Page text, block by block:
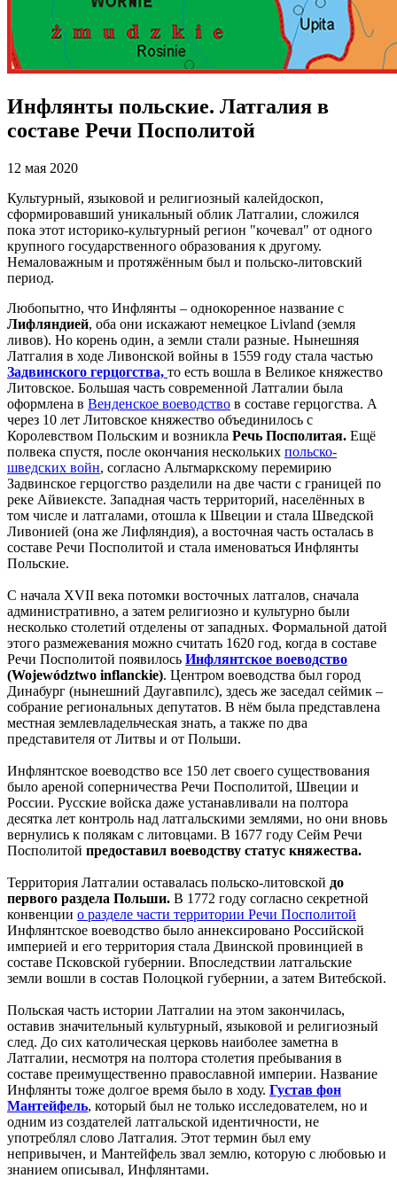
Инфлянты польские. Латгалия в
составе Речи Посполитой
12 мая 2020
Культурный, языковой и религиозный калейдоскоп,
сформировавший уникальный облик Латгалии, сложился
пока этот историко-культурный регион "кочевал" от одного
крупного государственного образования к другому.
Немаловажным и протяжённым был и польско-литовский
период.
Любопытно, что Инфлянты – однокоренное название с
Лифляндией, оба они искажают немецкое Livland (земля
ливов). Но корень один, а земли стали разные. Нынешняя
Латгалия в ходе Ливонской войны в 1559 году стала частью
Задвинского герцогства, то есть вошла в Великое княжество
Литовское. Большая часть современной Латгалии была
оформлена в Венденское воеводство в составе герцогства. А
через 10 лет Литовское княжество объединилось с
Королевством Польским и возникла Речь Посполитая. Ещё
полвека спуcтя, после окончания нескольких польско-
шведских войн, согласно Альтмаркскому перемирию
Задвинское герцогство разделили на две части с границей по
реке Айвиексте. Западная часть территорий, населённых в
том числе и латгалами, отошла к Швеции и стала Шведской
Ливонией (она же Лифляндия), а восточная часть осталась в
составе Речи Посполитой и стала именоваться Инфлянты
Польские.
С начала XVII века потомки восточных латгалов, сначала
административно, а затем религиозно и культурно были
несколько столетий отделены от западных. Формальной датой
этого размежевания можно считать 1620 год, когда в составе
Речи Посполитой появилось Инфлянтское воеводство
(Województwo inflanckie). Центром воеводства был город
Динабург (нынешний Даугавпилс), здесь же заседал сеймик –
собрание региональных депутатов. В нём была представлена
местная землевладельческая знать, а также по два
представителя от Литвы и от Польши.
Инфлянтское воеводство все 150 лет своего существования
было ареной соперничества Речи Посполитой, Швеции и
России. Русские войска даже устанавливали на полтора
десятка лет контроль над латгальскими землями, но они вновь
вернулись к полякам с литовцами. В 1677 году Сейм Речи
Посполитой предоставил воеводству статус княжества.
Территория Латгалии оставалась польско-литовской до
первого раздела Польши. В 1772 году согласно секретной
конвенции о разделе части территории Речи Посполитой
Инфлянтское воеводство было аннексировано Российской
империей и его территория стала Двинской провинцией в
составе Псковской губернии. Впоследствии латгальские
земли вошли в состав Полоцкой губернии, а затем Витебской.
Польская часть истории Латгалии на этом закончилась,
оставив значительный культурный, языковой и религиозный
след. До сих католическая церковь наиболее заметна в
Латгалии, несмотря на полтора столетия пребывания в
составе преимущественно православной империи. Название
Инфлянты тоже долгое время было в ходу. Густав фон
Мантейфель, который был не только исследователем, но и
одним из создателей латгальской идентичности, не
употреблял слово Латгалия. Этот термин был ему
непривычен, и Мантейфель звал землю, которую с любовью и
знанием описывал, Инфлянтами.